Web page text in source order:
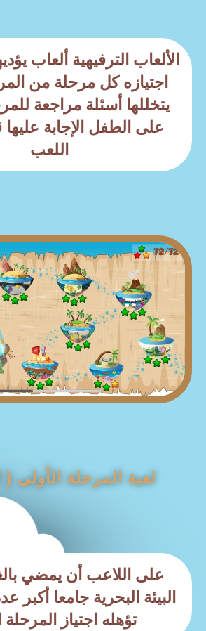
الألعاب الترفيهية ألعاب
اجتيازه كل مرحلة من
يتخللها أسئلة مراجعة
على الطفل الإجابة عليها
اللعب
لعبة المرحلة الأولى
على اللاعب أن يمضي
البيئة البحرية جامعا أكبر
تؤهله اجتياز المرحلة